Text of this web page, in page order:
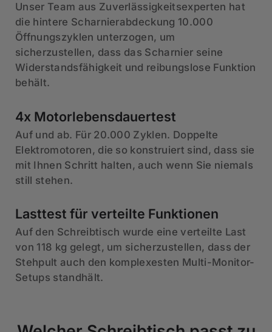
Unser Team aus Zuverlässigkeitsexperten hat
die hintere Scharnierabdeckung 10.000
Öffnungszyklen unterzogen, um
sicherzustellen, dass das Scharnier seine
Widerstandsfähigkeit und reibungslose Funktion
behält.
4x Motorlebensdauertest
Auf und ab. Für 20.000 Zyklen. Doppelte
Elektromotoren, die so konstruiert sind, dass sie
mit Ihnen Schritt halten, auch wenn Sie niemals
still stehen.
Lasttest für verteilte Funktionen
Auf den Schreibtisch wurde eine verteilte Last
von 118 kg gelegt, um sicherzustellen, dass der
Stehpult auch den komplexesten Multi-Monitor-
Setups standhält.